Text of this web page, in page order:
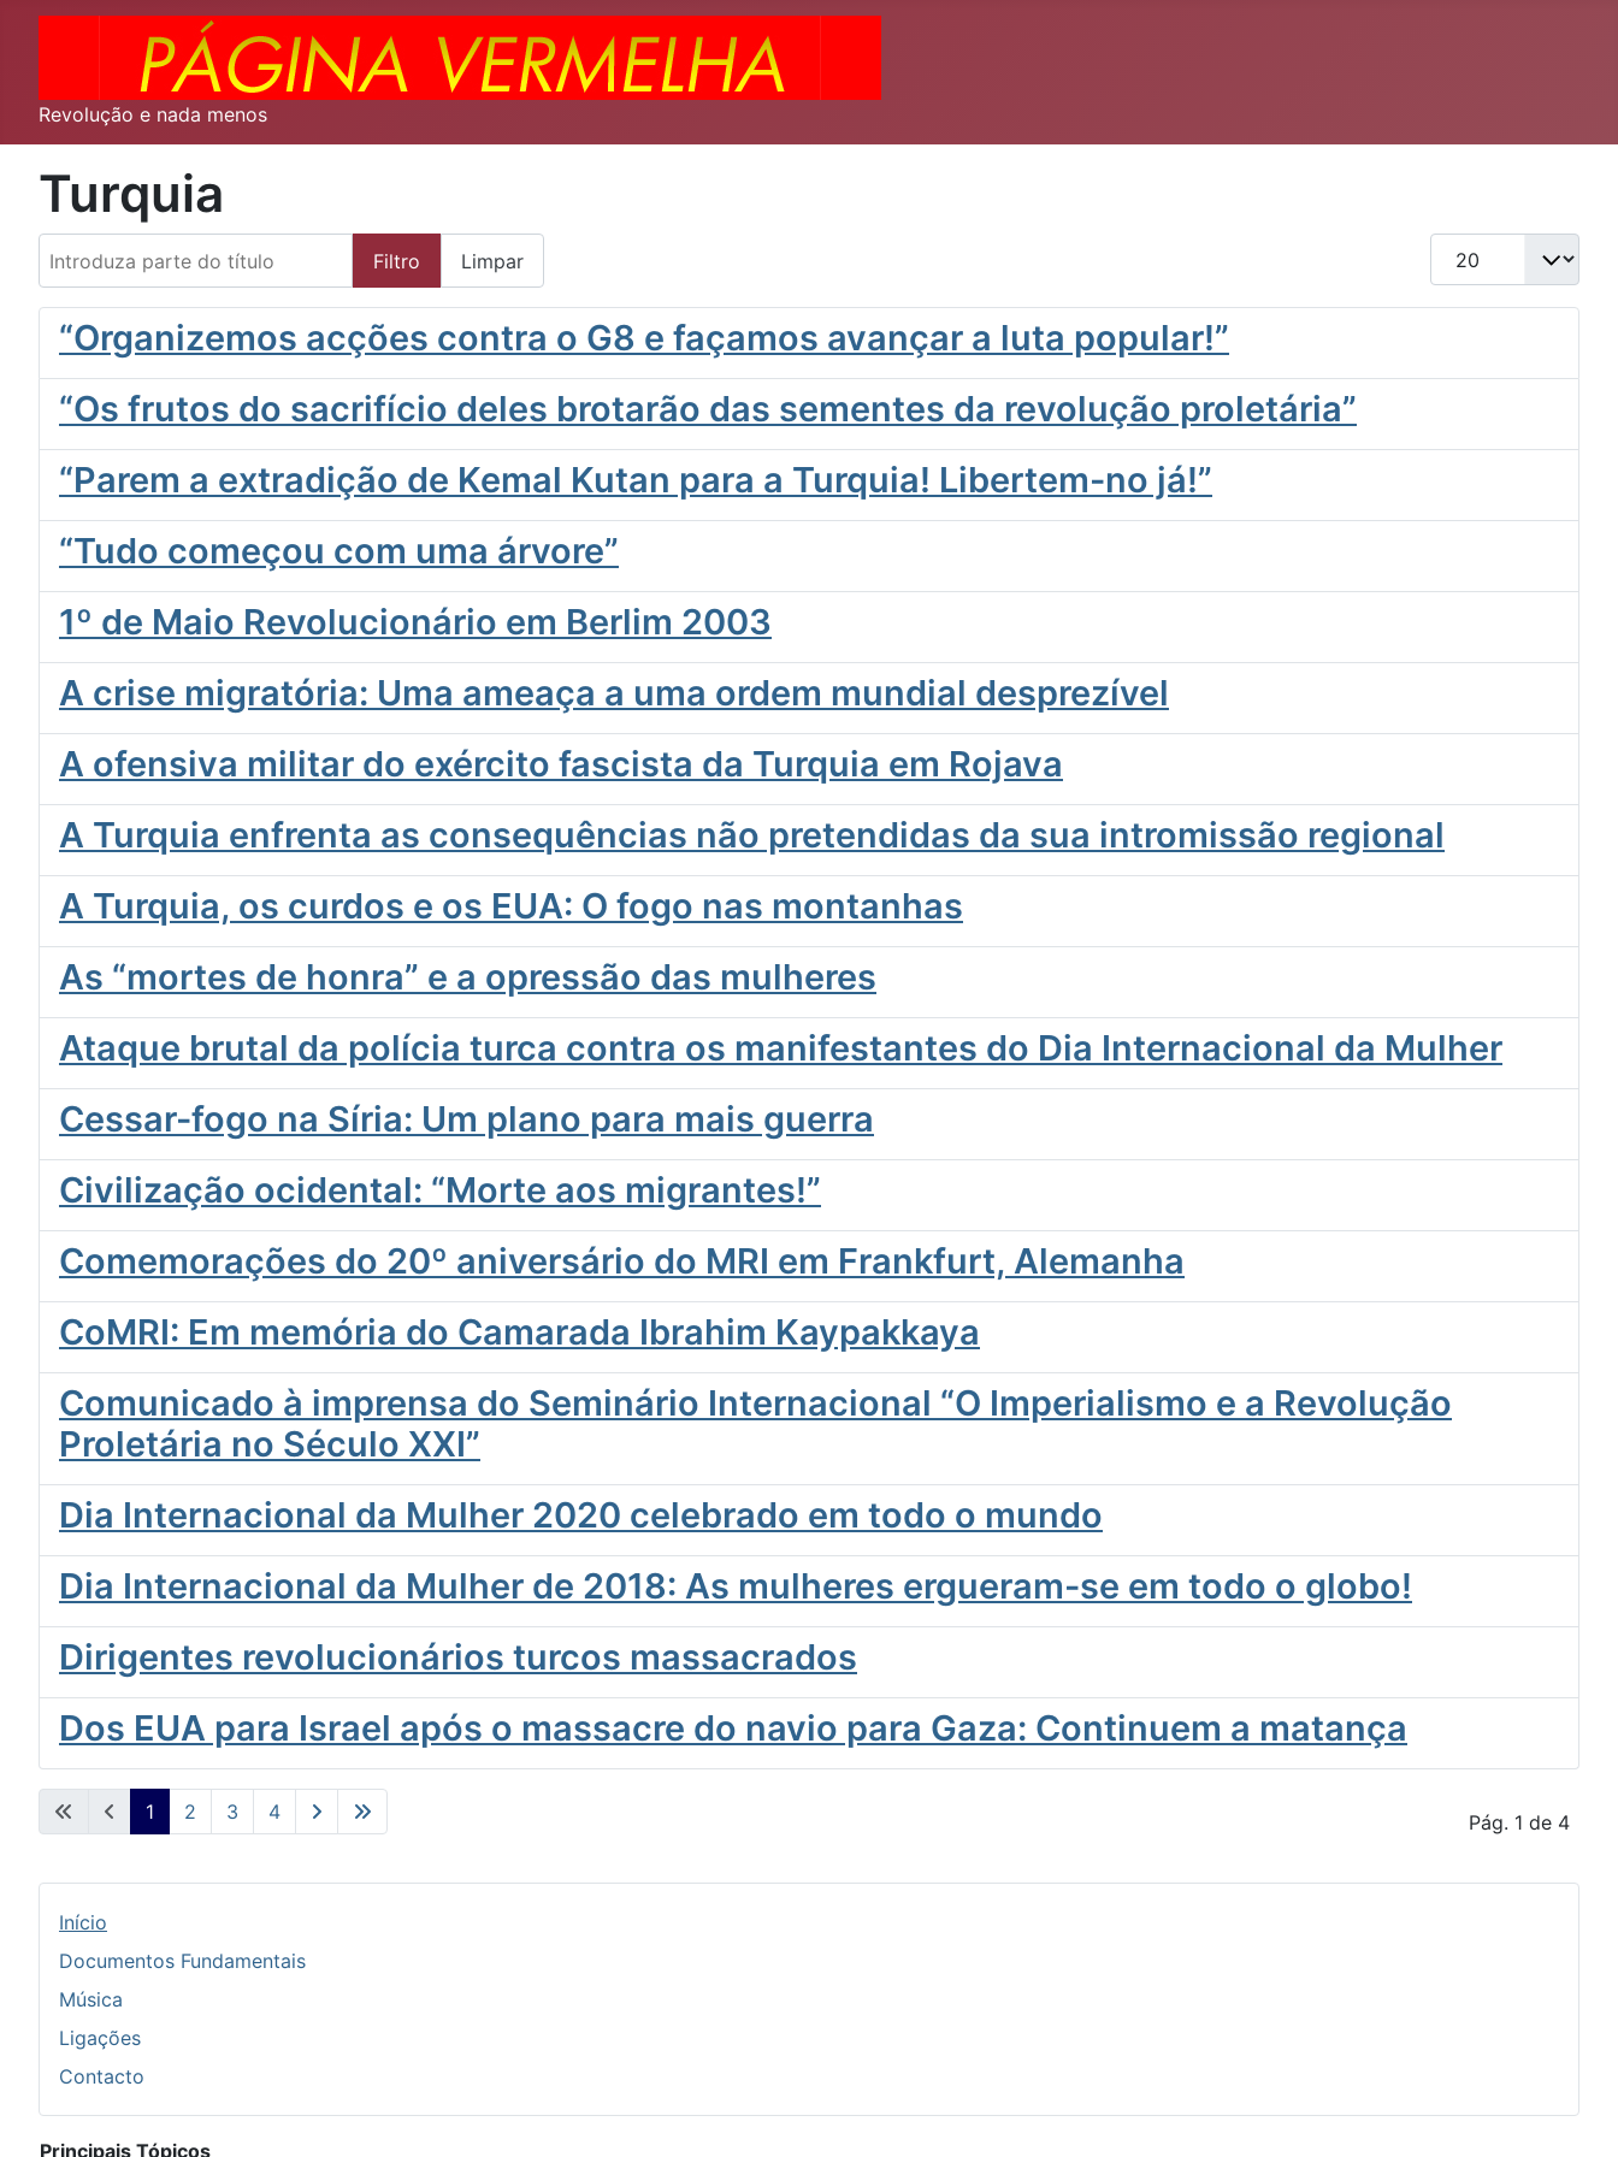
Revolução e nada menos
Turquia
Introduza parte do título
Filtro Limpar
Qtd. a exibir
“Organizemos acções contra o G8 e façamos avançar a luta popular!”
“Os frutos do sacrifício deles brotarão das sementes da revolução proletária”
“Parem a extradição de Kemal Kutan para a Turquia! Libertem-no já!”
“Tudo começou com uma árvore”
1º de Maio Revolucionário em Berlim 2003
A crise migratória: Uma ameaça a uma ordem mundial desprezível
A ofensiva militar do exército fascista da Turquia em Rojava
A Turquia enfrenta as consequências não pretendidas da sua intromissão regional
A Turquia, os curdos e os EUA: O fogo nas montanhas
As “mortes de honra” e a opressão das mulheres
Ataque brutal da polícia turca contra os manifestantes do Dia Internacional da Mulher
Cessar-fogo na Síria: Um plano para mais guerra
Civilização ocidental: “Morte aos migrantes!”
Comemorações do 20º aniversário do MRI em Frankfurt, Alemanha
CoMRI: Em memória do Camarada Ibrahim Kaypakkaya
Comunicado à imprensa do Seminário Internacional “O Imperialismo e a Revolução
Proletária no Século XXI”
Dia Internacional da Mulher 2020 celebrado em todo o mundo
Dia Internacional da Mulher de 2018: As mulheres ergueram-se em todo o globo!
Dirigentes revolucionários turcos massacrados
Dos EUA para Israel após o massacre do navio para Gaza: Continuem a matança
Pág. 1 de 4
1 2 3 4
Início
Documentos Fundamentais
Música
Ligações
Contacto
Principais Tópicos